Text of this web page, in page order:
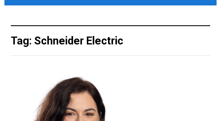
Tag: Schneider Electric